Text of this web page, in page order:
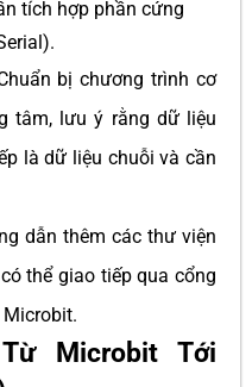
tích hợp phần cứng
bị chương trình cơ
tâm, lưu ý rằng dữ liệu
là dữ liệu chuỗi và cần
dẫn thêm các thư viện
thể giao tiếp qua cổng
Microbit Tới